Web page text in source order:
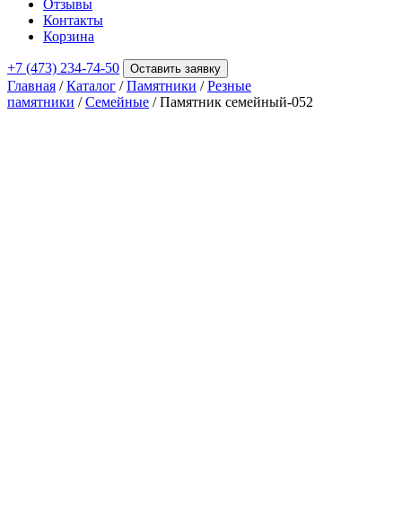
Отзывы
Контакты
Корзина
+7 (473) 234-74-50 Оставить заявку
Главная /Каталог /Памятники /Резные
памятники /Семейные / Памятник семейный-052